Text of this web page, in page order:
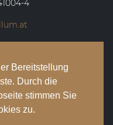
Bereitstellung
Durch die
stimmen Sie
zu.
4